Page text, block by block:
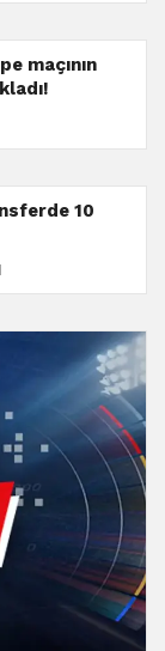
maçının
10